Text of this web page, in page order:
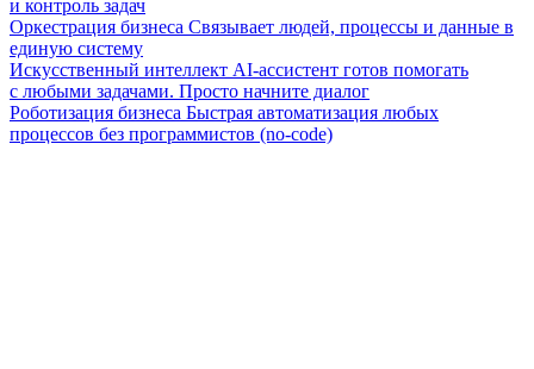
и контроль задач
Оркестрация бизнеса Связывает людей, процессы и данные в
единую систему
Искусственный интеллект AI-ассистент готов помогать
с любыми задачами. Просто начните диалог
Роботизация бизнеса Быстрая автоматизация любых
процессов без программистов (no-code)